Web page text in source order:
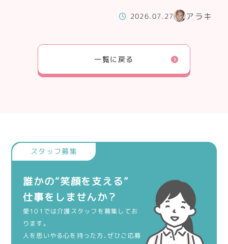
2026.07.27 アラキ
一覧に戻る
誰かの“笑顔を支える”
仕事をしませんか？
愛101では介護スタッフを募集してお
ります。
人を思いやる心を持った方、ぜひご応募